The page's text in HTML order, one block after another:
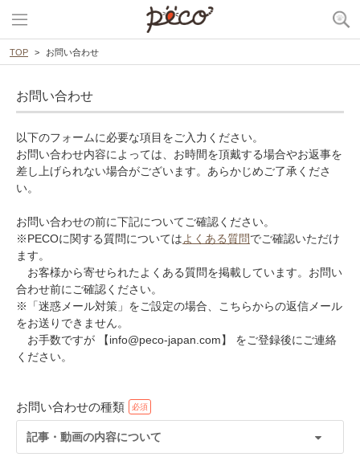
TOP お問い合わせ
お問い合わせ
以下のフォームに必要な項目をご入力ください。
お問い合わせ内容によっては、お時間を頂戴する場合やお返事を
差し上げられない場合がございます。あらかじめご了承くださ
い。
お問い合わせの前に下記についてご確認ください。
※PECOに関する質問についてはよくある質問でご確認いただけ
ます。
お客様から寄せられたよくある質問を掲載しています。お問い
合わせ前にご確認ください。
※「迷惑メール対策」をご設定の場合、こちらからの返信メール
をお送りできません。
お手数ですが 【info@peco-japan.com】 をご登録後にご連絡
ください。
お問い合わせの種類
記事・動画の内容について